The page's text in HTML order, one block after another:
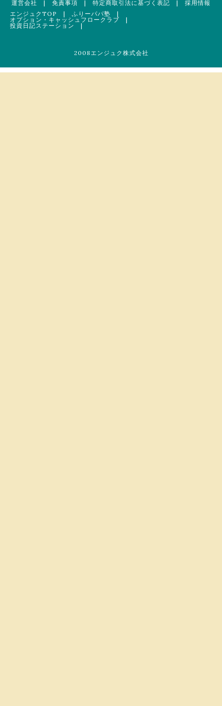
運営会社 | 免責事項 | 特定商取引法に基づく表記 | 採用情報
エンジュクTOP
| ふりーパパ塾 |
オプション・キャッシュフロークラブ |
投資日記ステーション
|
2008エンジュク株式会社